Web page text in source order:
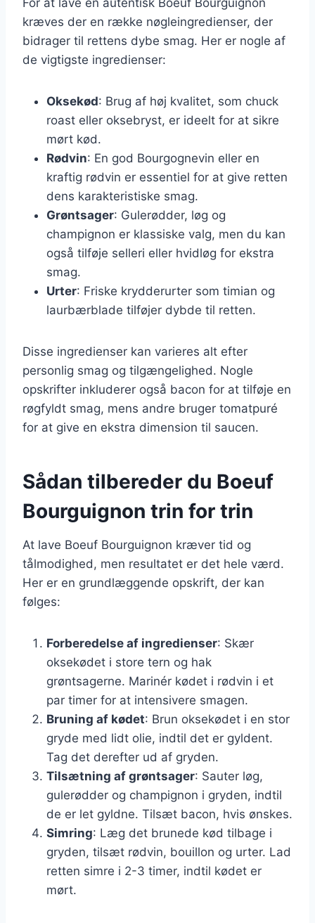
kræves der en række nøgleingredienser, der
bidrager til rettens dybe smag. Her er nogle af
de vigtigste ingredienser:
Oksekød: Brug af høj kvalitet, som chuck
roast eller oksebryst, er ideelt for at sikre
mørt kød.
Rødvin: En god Bourgognevin eller en
kraftig rødvin er essentiel for at give retten
dens karakteristiske smag.
Grøntsager: Gulerødder, løg og
champignon er klassiske valg, men du kan
også tilføje selleri eller hvidløg for ekstra
smag.
Urter: Friske krydderurter som timian og
laurbærblade tilføjer dybde til retten.
Disse ingredienser kan varieres alt efter
personlig smag og tilgængelighed. Nogle
opskrifter inkluderer også bacon for at tilføje en
røgfyldt smag, mens andre bruger tomatpuré
for at give en ekstra dimension til saucen.
Sådan tilbereder du Boeuf
Bourguignon trin for trin
At lave Boeuf Bourguignon kræver tid og
tålmodighed, men resultatet er det hele værd.
Her er en grundlæggende opskrift, der kan
følges:
Forberedelse af ingredienser: Skær
oksekødet i store tern og hak
grøntsagerne. Marinér kødet i rødvin i et
par timer for at intensivere smagen.
Bruning af kødet: Brun oksekødet i en stor
gryde med lidt olie, indtil det er gyldent.
Tag det derefter ud af gryden.
Tilsætning af grøntsager: Sauter løg,
gulerødder og champignon i gryden, indtil
de er let gyldne. Tilsæt bacon, hvis ønskes.
Simring: Læg det brunede kød tilbage i
gryden, tilsæt rødvin, bouillon og urter. Lad
retten simre i 2-3 timer, indtil kødet er
mørt.